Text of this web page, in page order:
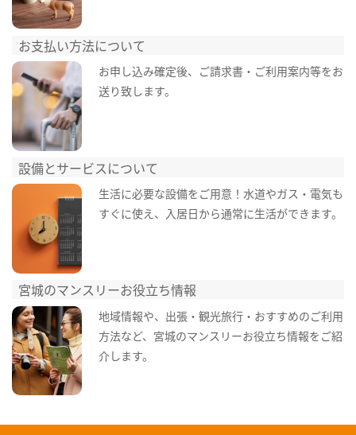
お支払い方法について
お申し込み確定後、ご請求書・ご利用案内等をお
送り致します。
設備とサービスについて
生活に必要な設備をご用意！水道やガス・電気も
すぐに使え、入居日から通常に生活ができます。
宮城のマンスリーお役立ち情報
地域情報や、出張・観光旅行・おすすめのご利用
方法など、宮城のマンスリーお役立ち情報をご紹
介します。